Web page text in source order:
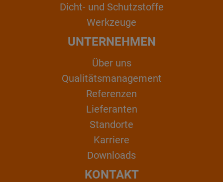
Dicht- und Schutzstoffe
Werkzeuge
UNTERNEHMEN
Über uns
Qualitätsmanagement
Referenzen
Lieferanten
Standorte
Karriere
Downloads
KONTAKT